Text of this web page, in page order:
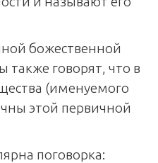
божественной
также говорят, что в
(именуемого
этой первичной
поговорка: